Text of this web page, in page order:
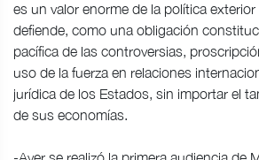
es un valor enorme de la política
defiende, como una obligación
pacífica de las controversias,
uso de la fuerza en relaciones
jurídica de los Estados, sin importar el
de sus economías.